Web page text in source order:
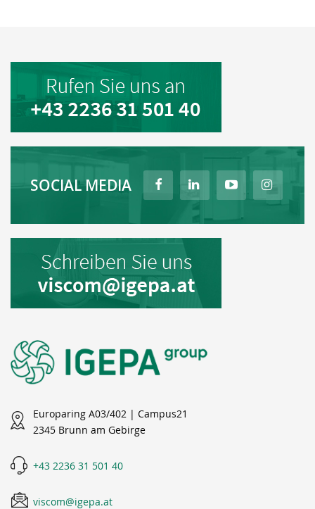
SOCIAL MEDIA
Europaring A03/402 | Campus21
2345 Brunn am Gebirge
+43 2236 31 501 40
viscom@igepa.at